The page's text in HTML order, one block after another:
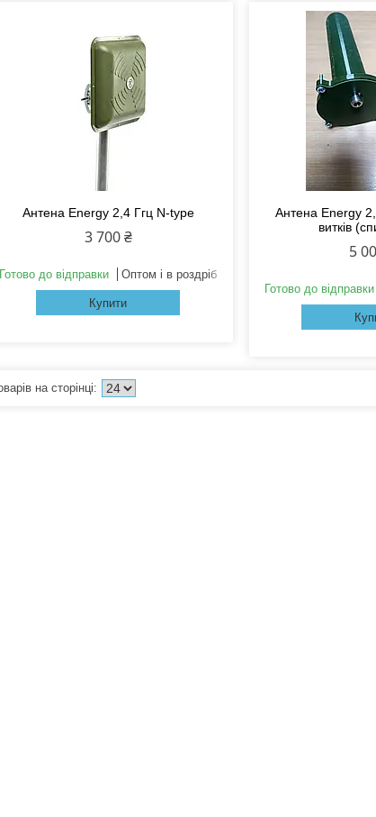
Антена Energy 2,4 Ггц N-type
3 700 ₴
Готово до відправки Оптом і в роздріб
Купити
Антена Energy
витків
5
Готово до відправки